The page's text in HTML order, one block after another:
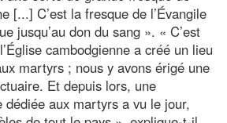
[...] C’est la fresque de l’Évangile
jusqu’au don du sang ». « C’est
cambodgienne a créé un lieu
martyrs ; nous y avons érigé une
Et depuis lors, une
dédiée aux martyrs a vu le jour,